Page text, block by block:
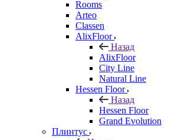
Rooms
Arteo
Classen
AlixFloor
Назад
AlixFloor
City Line
Natural Line
Hessen Floor
Назад
Hessen Floor
Grand Evolution
Плинтус